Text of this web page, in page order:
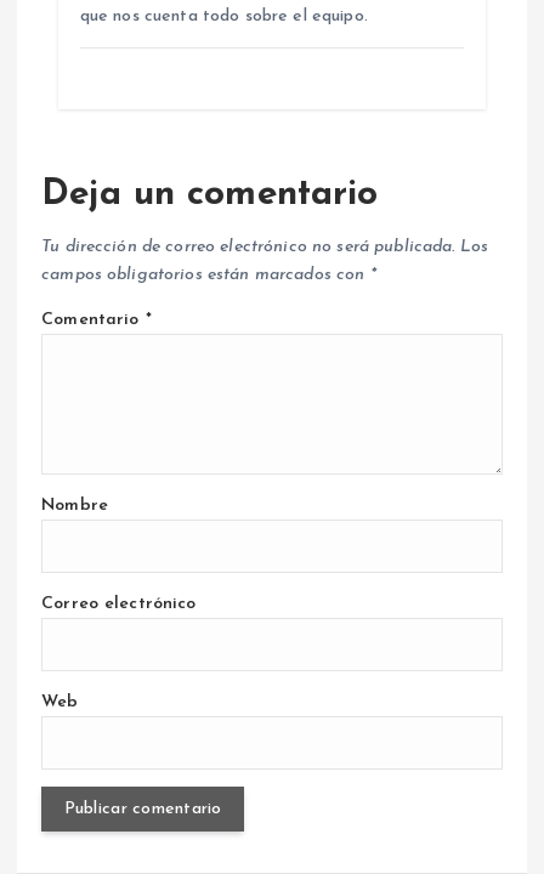
que nos cuenta todo sobre el equipo.
Deja un comentario
Tu dirección de correo electrónico no será publicada. Los
campos obligatorios están marcados con *
Comentario *
Nombre
Correo electrónico
Web